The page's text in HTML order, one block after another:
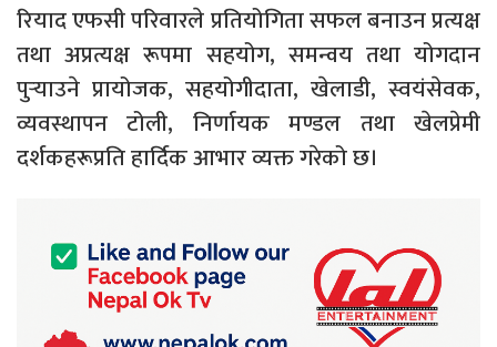
रियाद एफसी परिवारले प्रतियोगिता सफल बनाउन प्रत्यक्ष
तथा अप्रत्यक्ष रूपमा सहयोग, समन्वय तथा योगदान
पुर्‍याउने प्रायोजक, सहयोगीदाता, खेलाडी, स्वयंसेवक,
व्यवस्थापन टोली, निर्णायक मण्डल तथा खेलप्रेमी
दर्शकहरूप्रति हार्दिक आभार व्यक्त गरेको छ।